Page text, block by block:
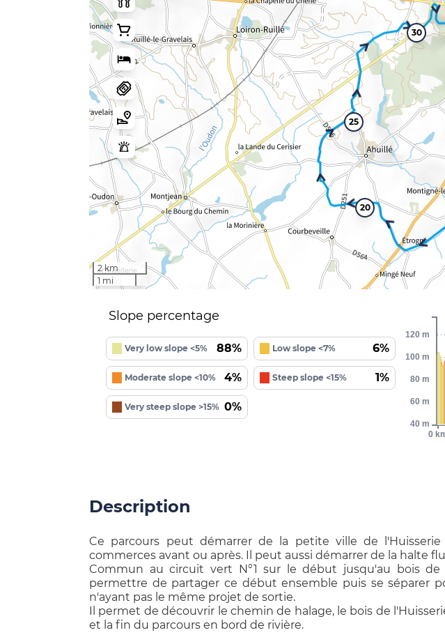
20
25
30
2 km
1 mi
Slope percentage
Very low slope <5% 88% Low slope <7% 6%
Moderate slope <10% 4% Steep slope <15% 1%
Very steep slope >15% 0%
0
40 m
60 m
80 m
100 m
120 m
Description
Ce parcours peut démarrer de la petite ville de
commerces avant ou après. Il peut aussi démarrer de la halte
Commun au circuit vert N°1 sur le début jusqu'au bois de
permettre de partager ce début ensemble puis se séparer
n'ayant pas le même projet de sortie.
Il permet de découvrir le chemin de halage, le bois de
et la fin du parcours en bord de rivière.